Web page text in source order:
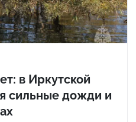
в Иркутской
сильные дожди и